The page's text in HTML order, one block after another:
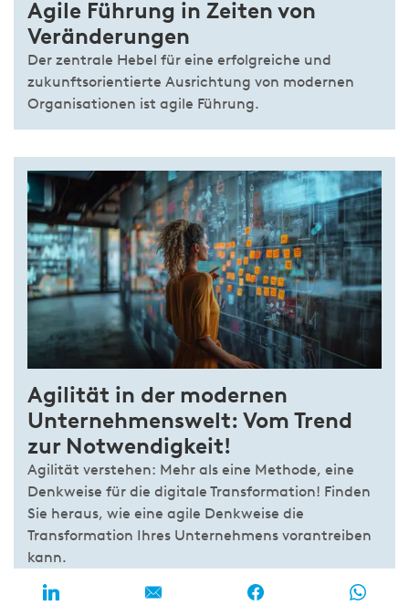
Agile Führung in Zeiten von
Veränderungen
Der zentrale Hebel für eine erfolgreiche und
zukunftsorientierte Ausrichtung von modernen
Organisationen ist agile Führung.
Agilität in der modernen
Unternehmenswelt: Vom Trend
zur Notwendigkeit!
Agilität verstehen: Mehr als eine Methode, eine
Denkweise für die digitale Transformation! Finden
Sie heraus, wie eine agile Denkweise die
Transformation Ihres Unternehmens vorantreiben
kann.